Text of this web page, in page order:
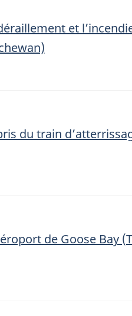
et
du train
de Goose Bay